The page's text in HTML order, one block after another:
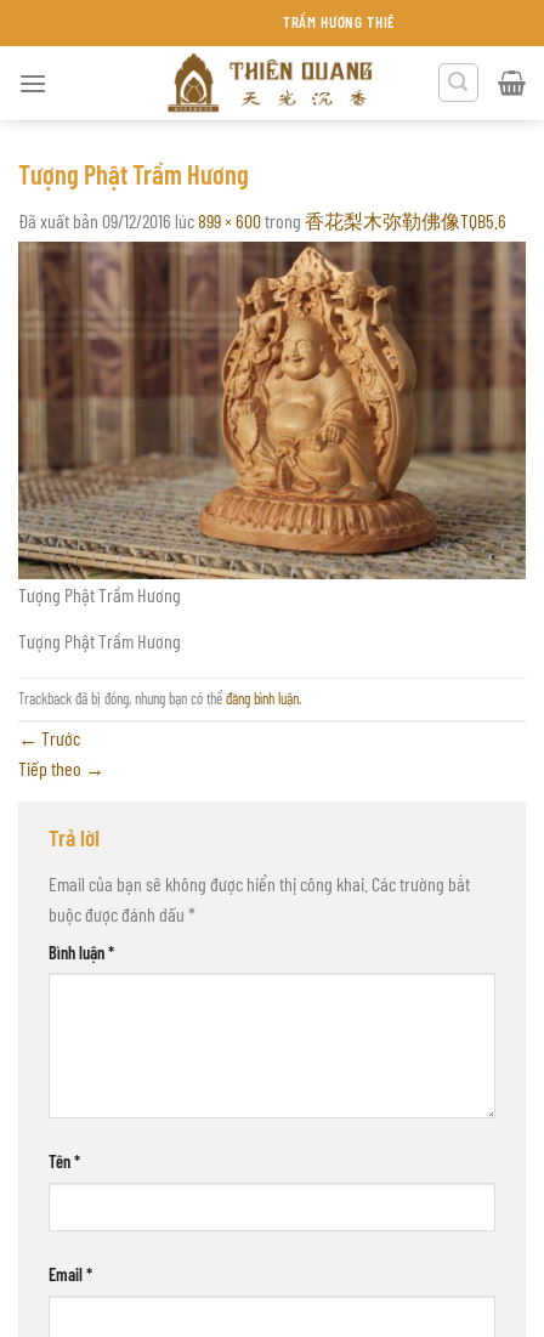
đến
TRẦM HƯƠNG THIÊN QUANG KHÁNH HÒA
Tượng Phật Trầm Hương
Đã xuất bản 09/12/2016 lúc899 × 600trong 香花梨木弥勒佛像TQB5.6
Tượng Phật Trầm Hương
Tượng Phật Trầm Hương
Trackback đã bị đóng, nhưng bạn có thểđăng bình luận.
← Trước
Tiếp theo →
Trả lời
Email của bạn sẽ không được hiển thị công khai. Các trường bắt
buộc được đánh dấu *
Bình luận*
Tên*
Email*